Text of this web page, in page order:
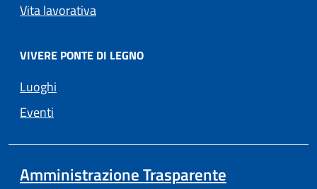
Vita lavorativa
VIVERE PONTE DI LEGNO
Luoghi
Eventi
Amministrazione Trasparente